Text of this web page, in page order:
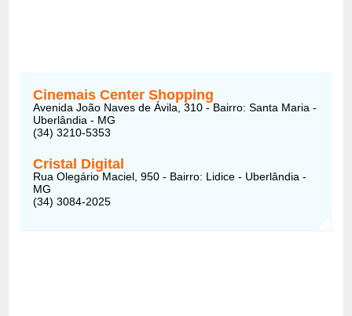
Cinemais Center Shopping
Avenida João Naves de Ávila, 310 - Bairro: Santa Maria -
Uberlândia - MG
(34) 3210-5353
Cristal Digital
Rua Olegário Maciel, 950 - Bairro: Lidice - Uberlândia -
MG
(34) 3084-2025